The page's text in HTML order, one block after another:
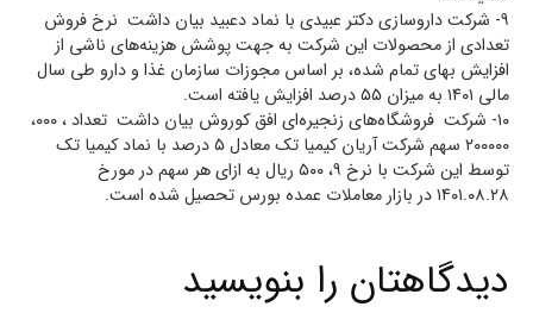
۹- شرکت داروسازی دکتر عبیدی با نماد دعبید بیان داشت نرخ فروش
تعدادی از محصولات این شرکت به جهت پوشش هزینه‌های ناشی از
افزایش بهای تمام شده، بر اساس مجوزات سازمان غذا و دارو طی سال
مالی ۱۴۰۱ به میزان ۵۵ درصد افزایش یافته است.
۱۰- شرکت فروشگاه‌های زنجیره‌ای افق کوروش بیان داشت تعداد ، ۰۰۰،
۲۰۰۰۰۰ سهم شرکت آریان کیمیا تک معادل ۵ درصد با نماد کیمیا تک
توسط این شرکت با نرخ ۹، ۵۰۰ ریال به ازای هر سهم در مورخ
۱۴۰۱.۰۸.۲۸ در بازار معاملات عمده بورس تحصیل شده است.
دیدگاهتان را بنویسید